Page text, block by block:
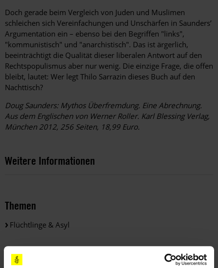
Doch gerade beim Vergleich von Juden und Muslimen
schleichen sich Vereinfachungen und Unschärfen in Saunders’
Argumentation ein – ebenso bei den Begriffen "links",
"kommunistisch" und "anarchistisch". Das ist ärgerlich,
beeinträchtigt die Qualität dieser liberalen Antwort auf den
Rechtspopulismus aber nur wenig. Die einzige Frage, die offen
bleibt, lautet: Wer legt Thilo Sarrazin dieses Buch auf den
Nachttisch?
Doug Saunders: Mythos Überfremdung. Eine Abrechnung.
Aus dem Englischen von Werner Roller. Karl Blessing Verlag,
München 2012, 256 Seiten, 18,99 Euro.
Weitere Informationen
Themen
Flüchtlinge & Asyl